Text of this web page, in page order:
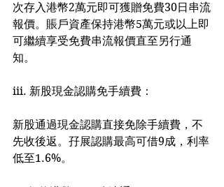
次存入港幣2萬元即可獲贈免費30日串流
報價。賬戶資產保持港幣5萬元或以上即
可繼續享受免費串流報價直至另行通
知。
iii. 新股現金認購免手續費：
新股通過現金認購直接免除手續費，不
先收後返。孖展認購最高可借9成，利率
低至1.6%。